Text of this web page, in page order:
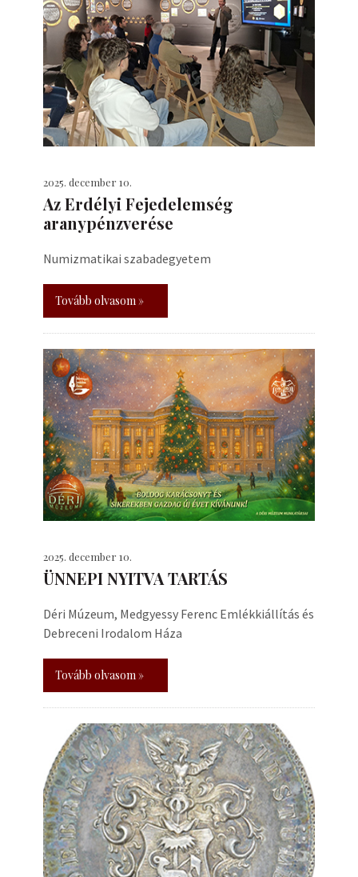
2025. december 10.
Az Erdélyi Fejedelemség
aranypénzverése
Numizmatikai szabadegyetem
Tovább olvasom »
2025. december 10.
ÜNNEPI NYITVA TARTÁS
Déri Múzeum, Medgyessy Ferenc Emlékkiállítás és
Debreceni Irodalom Háza
Tovább olvasom »